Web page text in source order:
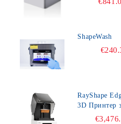
ShapeWash
RayShape
3D Принтер